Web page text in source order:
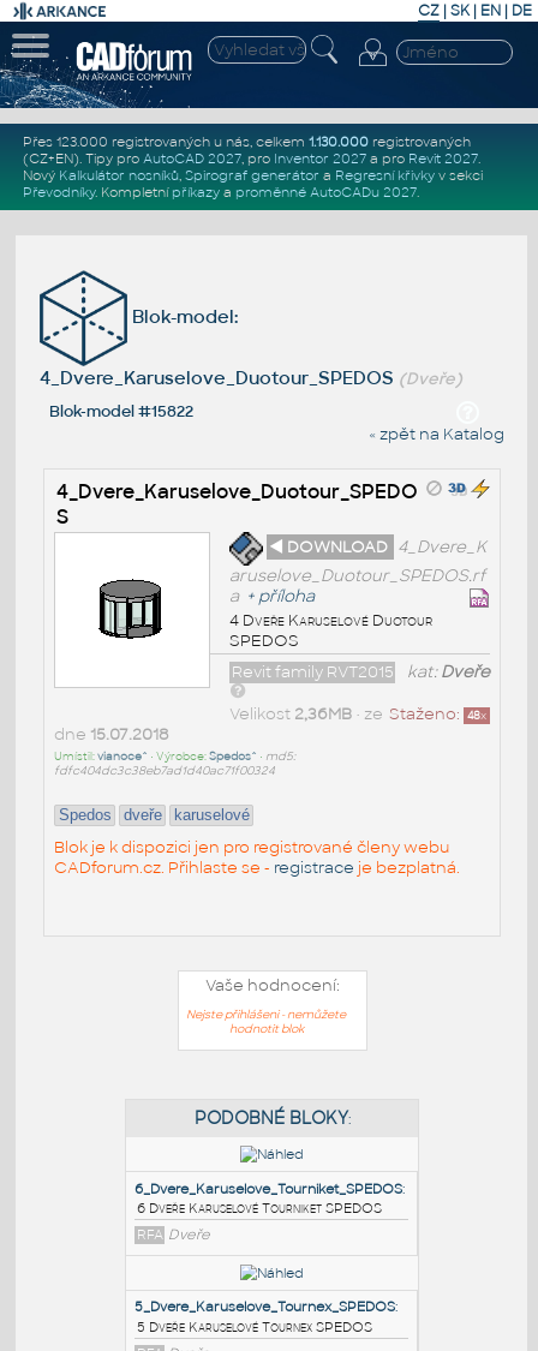
CZ | SK| EN | DE
Přes 123.000 registrovaných u nás, celkem 1.130.000registrovaných
(CZ+EN). Tipy pro AutoCAD 2027, pro Inventor 2027a pro Revit 2027.
Nový Kalkulátor nosníků, Spirograf generátor a Regresní křivkyv sekci
Převodníky. Kompletní příkazya proměnné AutoCADu 2027.
Blok-model:
4_Dvere_Karuselove_Duotour_SPEDOS (Dveře)
Blok-model #15822
« zpět na Katalog
4_Dvere_Karuselove_Duotour_SPEDO
S
◄ DOWNLOAD 4_Dvere_K
aruselove_Duotour_SPEDOS.rf
a + příloha
4 Dveře Karuselové Duotour
SPEDOS
kat:Dveře
Revit family RVT2015
Staženo: 48x
Velikost 2,36MB• ze
dne 15.07.2018
Umístil:vianoce^ • Výrobce:Spedos^ • md5:
fdfc404dc3c38eb7ad1d40ac71f00324
Spedos dveře karuselové
Blok je k dispozici jen pro registrované členy webu
CADforum.cz. Přihlaste se - registrace je bezplatná.
Vaše hodnocení:
Nejste přihlášeni - nemůžete
hodnotit blok
PODOBNÉ BLOKY